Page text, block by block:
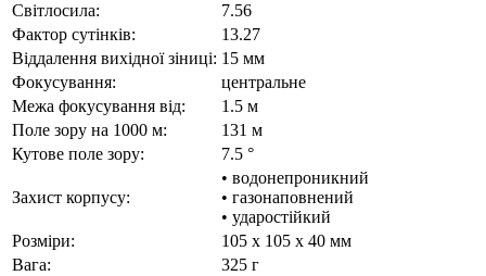
Світлосила:
7.56
Фактор сутінків:
13.27
Віддалення вихідної зіниці: 15 мм
Фокусування:
центральне
Межа фокусування від:
1.5 м
Поле зору на 1000 м:
131 м
Кутове поле зору:
7.5 °
Захист корпусу:
• водонепроникний
• газонаповнений
• ударостійкий
Розміри:
105 x 105 x 40 мм
Вага:
325 г